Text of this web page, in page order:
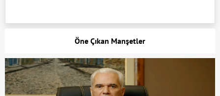
Öne Çıkan Manşetler